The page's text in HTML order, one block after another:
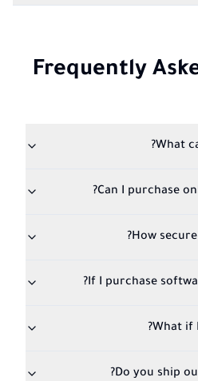
Frequently
What
Can I purchase
How
If I purchase
What if
Do you ship